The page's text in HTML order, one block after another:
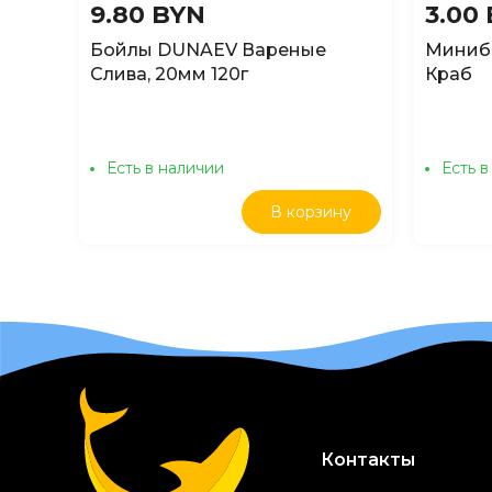
9.80 BYN
Бойлы DUNAEV Вареные
Слива, 20мм 120г
Есть в наличии
В корзину
3.00
Краб
Есть
Контакты